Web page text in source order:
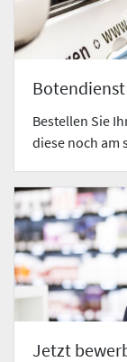
Botendienst
Bestellen Sie
diese noch am
Jetzt